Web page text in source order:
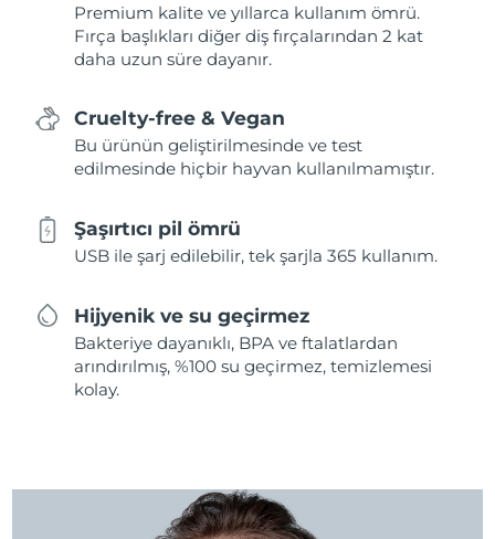
Premium kalite ve yıllarca kullanım ömrü.
Fırça başlıkları diğer diş fırçalarından 2 kat
daha uzun süre dayanır.
Cruelty-free & Vegan
Bu ürünün geliştirilmesinde ve test
edilmesinde hiçbir hayvan kullanılmamıştır.
Şaşırtıcı pil ömrü
USB ile şarj edilebilir, tek şarjla 365 kullanım.
Hijyenik ve su geçirmez
Bakteriye dayanıklı, BPA ve ftalatlardan
arındırılmış, %100 su geçirmez, temizlemesi
kolay.